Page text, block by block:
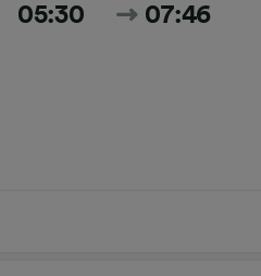
05:30 07:46